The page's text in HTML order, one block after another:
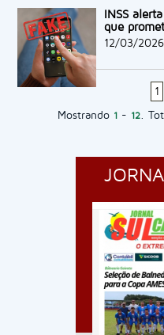
INSS
que
12/03/2026
1
Mostrando 1- 12.